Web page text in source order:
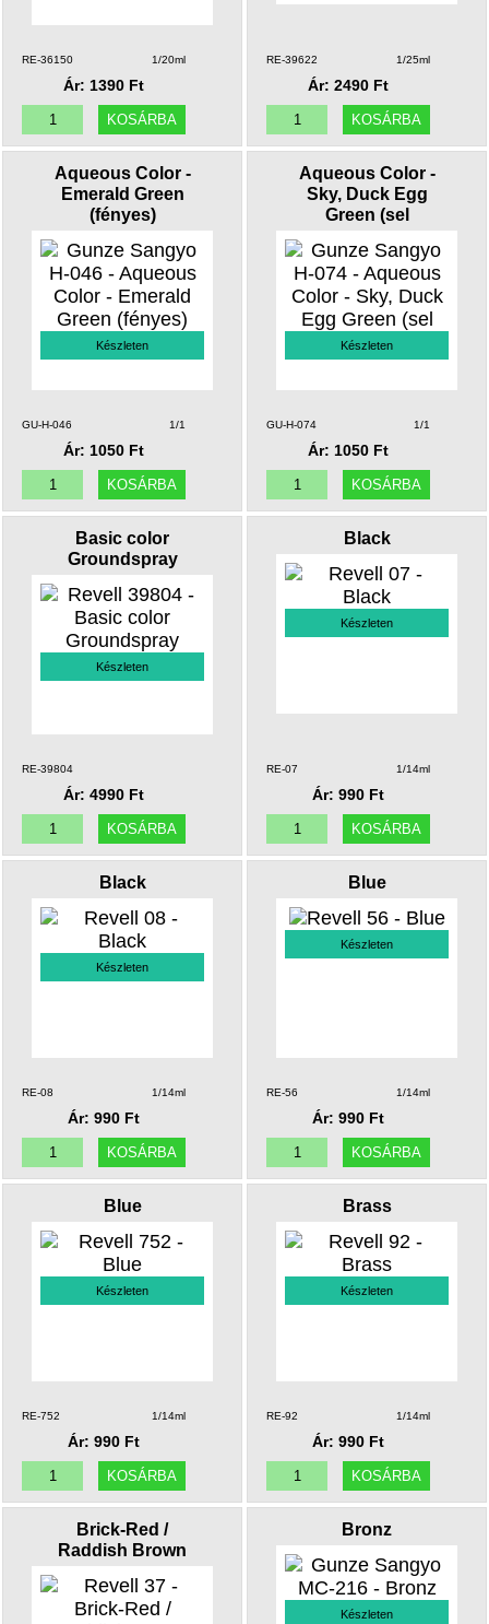
RE-36150 1/20ml
Ár: 1390 Ft
RE-39622 1/25ml
Ár: 2490 Ft
Aqueous Color -
Emerald Green
(fényes)
Készleten
GU-H-046 1/1
Ár: 1050 Ft
Aqueous Color -
Sky, Duck Egg
Green (sel
Készleten
GU-H-074 1/1
Ár: 1050 Ft
Basic color
Groundspray
Készleten
RE-39804
Ár: 4990 Ft
Black
Készleten
RE-07 1/14ml
Ár: 990 Ft
Black
Készleten
RE-08 1/14ml
Ár: 990 Ft
Blue
Készleten
RE-56 1/14ml
Ár: 990 Ft
Blue
Készleten
RE-752 1/14ml
Ár: 990 Ft
Brass
Készleten
RE-92 1/14ml
Ár: 990 Ft
Brick-Red /
Raddish Brown
Bronz
Készleten